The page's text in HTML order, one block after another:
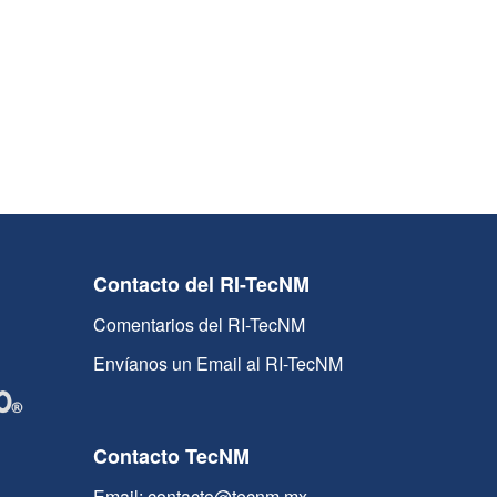
Contacto del RI-TecNM
Comentarios del RI-TecNM
Envíanos un Email al RI-TecNM
Contacto TecNM